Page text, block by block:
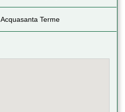
Acquasanta Terme